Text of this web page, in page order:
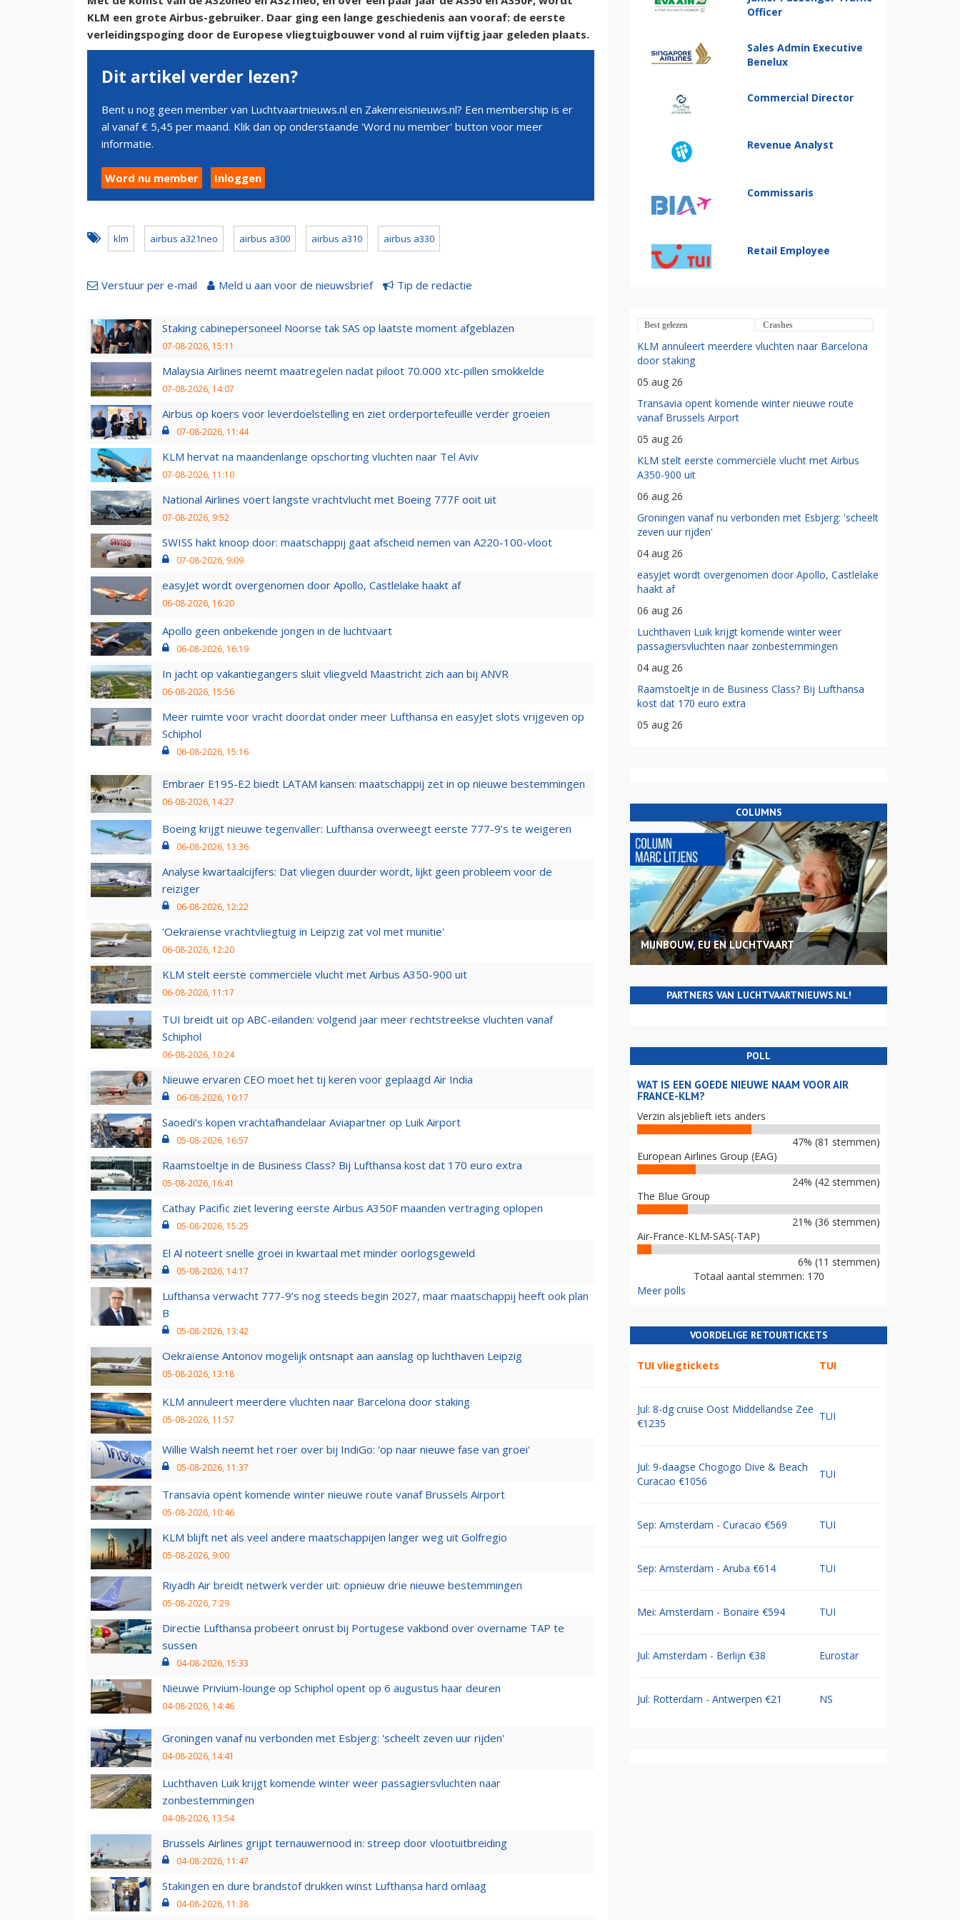
KLM een grote Airbus-gebruiker. Daar ging een lange geschiedenis aan vooraf: de eerste
verleidingspoging door de Europese vliegtuigbouwer vond al ruim vijftig jaar geleden plaats.
Dit artikel verder lezen?
Bent u nog geen member van Luchtvaartnieuws.nl en Zakenreisnieuws.nl? Een membership is er
al vanaf € 5,45 per maand. Klik dan op onderstaande 'Word nu member' button voor meer
informatie.
Word nu member Inloggen
klm airbus a321neo airbus a300 airbus a310 airbus a330
Verstuur per e-mail Meld u aan voor de nieuwsbrief Tip de redactie
Staking cabinepersoneel Noorse tak SAS op laatste moment afgeblazen
07-08-2026, 15:11
Malaysia Airlines neemt maatregelen nadat piloot 70.000 xtc-pillen smokkelde
07-08-2026, 14:07
Airbus op koers voor leverdoelstelling en ziet orderportefeuille verder groeien
07-08-2026, 11:44
KLM hervat na maandenlange opschorting vluchten naar Tel Aviv
07-08-2026, 11:10
National Airlines voert langste vrachtvlucht met Boeing 777F ooit uit
07-08-2026, 9:52
SWISS hakt knoop door: maatschappij gaat afscheid nemen van A220-100-vloot
07-08-2026, 9:09
easyJet wordt overgenomen door Apollo, Castlelake haakt af
06-08-2026, 16:20
Apollo geen onbekende jongen in de luchtvaart
06-08-2026, 16:19
In jacht op vakantiegangers sluit vliegveld Maastricht zich aan bij ANVR
06-08-2026, 15:56
Meer ruimte voor vracht doordat onder meer Lufthansa en easyJet slots vrijgeven op
Schiphol
06-08-2026, 15:16
Embraer E195-E2 biedt LATAM kansen: maatschappij zet in op nieuwe bestemmingen
06-08-2026, 14:27
Boeing krijgt nieuwe tegenvaller: Lufthansa overweegt eerste 777-9’s te weigeren
06-08-2026, 13:36
Analyse kwartaalcijfers: Dat vliegen duurder wordt, lijkt geen probleem voor de
reiziger
06-08-2026, 12:22
'Oekraïense vrachtvliegtuig in Leipzig zat vol met munitie'
06-08-2026, 12:20
KLM stelt eerste commerciële vlucht met Airbus A350-900 uit
06-08-2026, 11:17
TUI breidt uit op ABC-eilanden: volgend jaar meer rechtstreekse vluchten vanaf
Schiphol
06-08-2026, 10:24
Nieuwe ervaren CEO moet het tij keren voor geplaagd Air India
06-08-2026, 10:17
Saoedi’s kopen vrachtafhandelaar Aviapartner op Luik Airport
05-08-2026, 16:57
Raamstoeltje in de Business Class? Bij Lufthansa kost dat 170 euro extra
05-08-2026, 16:41
Cathay Pacific ziet levering eerste Airbus A350F maanden vertraging oplopen
05-08-2026, 15:25
El Al noteert snelle groei in kwartaal met minder oorlogsgeweld
05-08-2026, 14:17
Lufthansa verwacht 777-9’s nog steeds begin 2027, maar maatschappij heeft ook plan
B
05-08-2026, 13:42
Oekraïense Antonov mogelijk ontsnapt aan aanslag op luchthaven Leipzig
05-08-2026, 13:18
KLM annuleert meerdere vluchten naar Barcelona door staking
05-08-2026, 11:57
Willie Walsh neemt het roer over bij IndiGo: 'op naar nieuwe fase van groei'
05-08-2026, 11:37
Transavia opent komende winter nieuwe route vanaf Brussels Airport
05-08-2026, 10:46
KLM blijft net als veel andere maatschappijen langer weg uit Golfregio
05-08-2026, 9:00
Riyadh Air breidt netwerk verder uit: opnieuw drie nieuwe bestemmingen
05-08-2026, 7:29
Directie Lufthansa probeert onrust bij Portugese vakbond over overname TAP te
sussen
04-08-2026, 15:33
Nieuwe Privium-lounge op Schiphol opent op 6 augustus haar deuren
04-08-2026, 14:46
Groningen vanaf nu verbonden met Esbjerg: 'scheelt zeven uur rijden'
04-08-2026, 14:41
Luchthaven Luik krijgt komende winter weer passagiersvluchten naar
zonbestemmingen
04-08-2026, 13:54
Brussels Airlines grijpt ternauwernood in: streep door vlootuitbreiding
04-08-2026, 11:47
Stakingen en dure brandstof drukken winst Lufthansa hard omlaag
04-08-2026, 11:38
Officer
Sales Admin Executive
Benelux
Commercial Director
Revenue Analyst
Commissaris
Retail Employee
Best gelezen Crashes
KLM annuleert meerdere vluchten naar Barcelona
door staking
05 aug 26
Transavia opent komende winter nieuwe route
vanaf Brussels Airport
05 aug 26
KLM stelt eerste commerciële vlucht met Airbus
A350-900 uit
06 aug 26
Groningen vanaf nu verbonden met Esbjerg: 'scheelt
zeven uur rijden'
04 aug 26
easyJet wordt overgenomen door Apollo, Castlelake
haakt af
06 aug 26
Luchthaven Luik krijgt komende winter weer
passagiersvluchten naar zonbestemmingen
04 aug 26
Raamstoeltje in de Business Class? Bij Lufthansa
kost dat 170 euro extra
05 aug 26
COLUMNS
MIJNBOUW, EU EN LUCHTVAART
PARTNERS VAN LUCHTVAARTNIEUWS.NL!
POLL
WAT IS EEN GOEDE NIEUWE NAAM VOOR AIR
FRANCE-KLM?
Verzin alsjeblieft iets anders
47% (81 stemmen)
European Airlines Group (EAG)
24% (42 stemmen)
The Blue Group
21% (36 stemmen)
Air-France-KLM-SAS(-TAP)
6% (11 stemmen)
Totaal aantal stemmen: 170
Meer polls
VOORDELIGE RETOURTICKETS
TUI vliegtickets TUI
Jul: 8-dg cruise Oost Middellandse Zee
€1235
TUI
Jul: 9-daagse Chogogo Dive & Beach
Curacao €1056
TUI
Sep: Amsterdam - Curacao €569 TUI
Sep: Amsterdam - Aruba €614 TUI
Mei: Amsterdam - Bonaire €594 TUI
Jul: Amsterdam - Berlijn €38 Eurostar
Jul: Rotterdam - Antwerpen €21 NS